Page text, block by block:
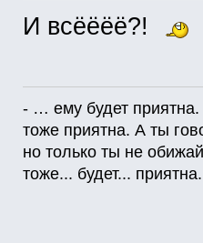
И всёёёё?!
- … ему будет приятна.
тоже приятна. А ты
но только ты не
тоже... будет...